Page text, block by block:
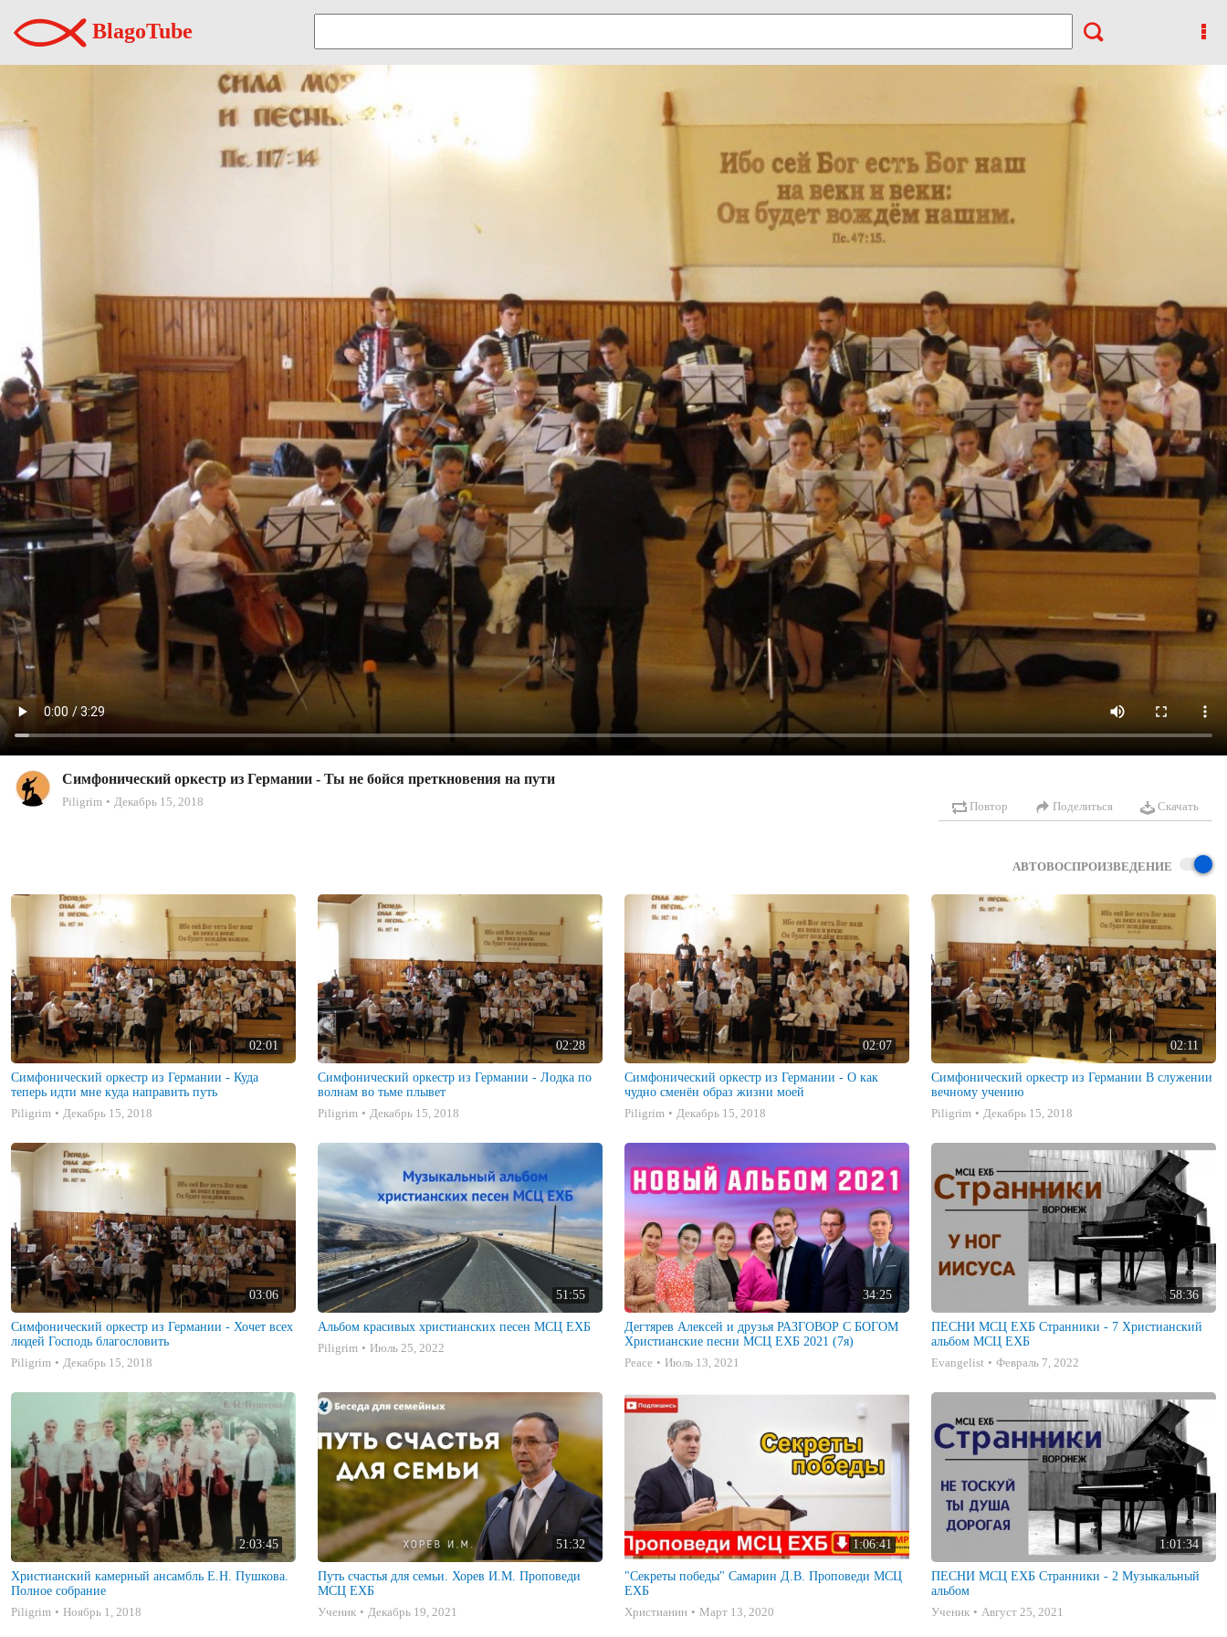
BlagoTube
Симфонический оркестр из Германии - Ты не бойся преткновения на пути
Piligrim Декабрь 15, 2018 Повтор Поделиться Скачать
АВТОВОСПРОИЗВЕДЕНИЕ
02:01
Симфонический оркестр из Германии - Куда
теперь идти мне куда направить путь
Piligrim
Декабрь 15, 2018
02:28
Симфонический оркестр из Германии - Лодка по
волнам во тьме плывет
Piligrim
Декабрь 15, 2018
02:07
Симфонический оркестр из Германии - О как
чудно сменён образ жизни моей
Piligrim
Декабрь 15, 2018
02:11
Симфонический оркестр из Германии В служении
вечному учению
Piligrim
Декабрь 15, 2018
03:06
Симфонический оркестр из Германии - Хочет всех
людей Господь благословить
Piligrim
Декабрь 15, 2018
51:55
Альбом красивых христианских песен МСЦ ЕХБ
Piligrim
Июль 25, 2022
34:25
Дегтярев Алексей и друзья РАЗГОВОР С БОГОМ
Христианские песни МСЦ ЕХБ 2021 (7я)
Peace
Июль 13, 2021
58:36
ПЕСНИ МСЦ ЕХБ Странники - 7 Христианский
альбом МСЦ ЕХБ
Evangelist
Февраль 7, 2022
2:03:45
Христианский камерный ансамбль Е.Н. Пушкова.
Полное собрание
Piligrim
Ноябрь 1, 2018
51:32
Путь счастья для семьи. Хорев И.М. Проповеди
МСЦ ЕХБ
Ученик
Декабрь 19, 2021
1:06:41
"Секреты победы" Самарин Д.В. Проповеди МСЦ
ЕХБ
Христианин
Март 13, 2020
1:01:34
ПЕСНИ МСЦ ЕХБ Странники - 2 Музыкальный
альбом
Ученик
Август 25, 2021